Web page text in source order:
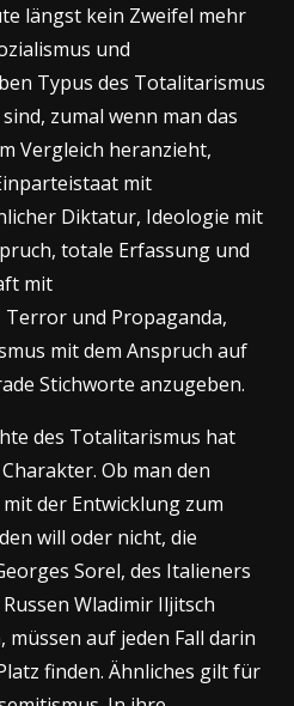
längst kein Zweifel mehr
und
Typus des Totalitarismus
zumal wenn man das
Vergleich heranzieht,
mit
Diktatur, Ideologie mit
totale Erfassung und
mit
und Propaganda,
mit dem Anspruch auf
Stichworte anzugeben.
des Totalitarismus hat
Ob man den
der Entwicklung zum
will oder nicht, die
Sorel, des Italieners
Wladimir Iljitsch
auf jeden Fall darin
finden. Ähnliches gilt für